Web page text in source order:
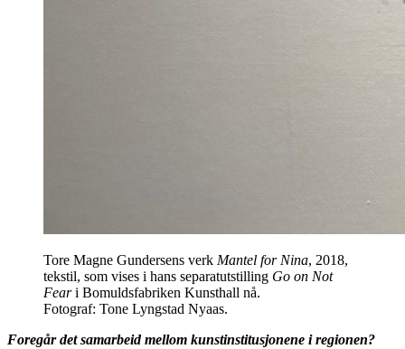
Tore Magne Gundersens verk Mantel for Nina, 2018,
tekstil, som vises i hans separatutstilling Go on Not
Feari Bomuldsfabriken Kunsthall nå.
Fotograf: Tone Lyngstad Nyaas.
Foregår det samarbeid mellom kunstinstitusjonene i regionen?